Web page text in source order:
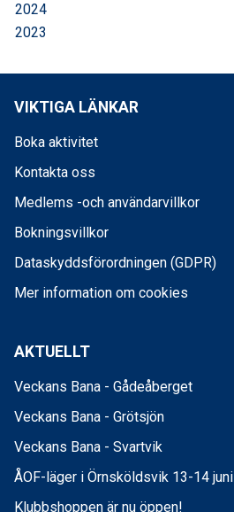
2024
2023
VIKTIGA LÄNKAR
Boka aktivitet
Kontakta oss
Medlems -och användarvillkor
Bokningsvillkor
Dataskyddsförordningen (GDPR)
Mer information om cookies
AKTUELLT
Veckans Bana - Gådeåberget
Veckans Bana - Grötsjön
Veckans Bana - Svartvik
ÅOF-läger i Örnsköldsvik 13-14 juni
Klubbshoppen är nu öppen!